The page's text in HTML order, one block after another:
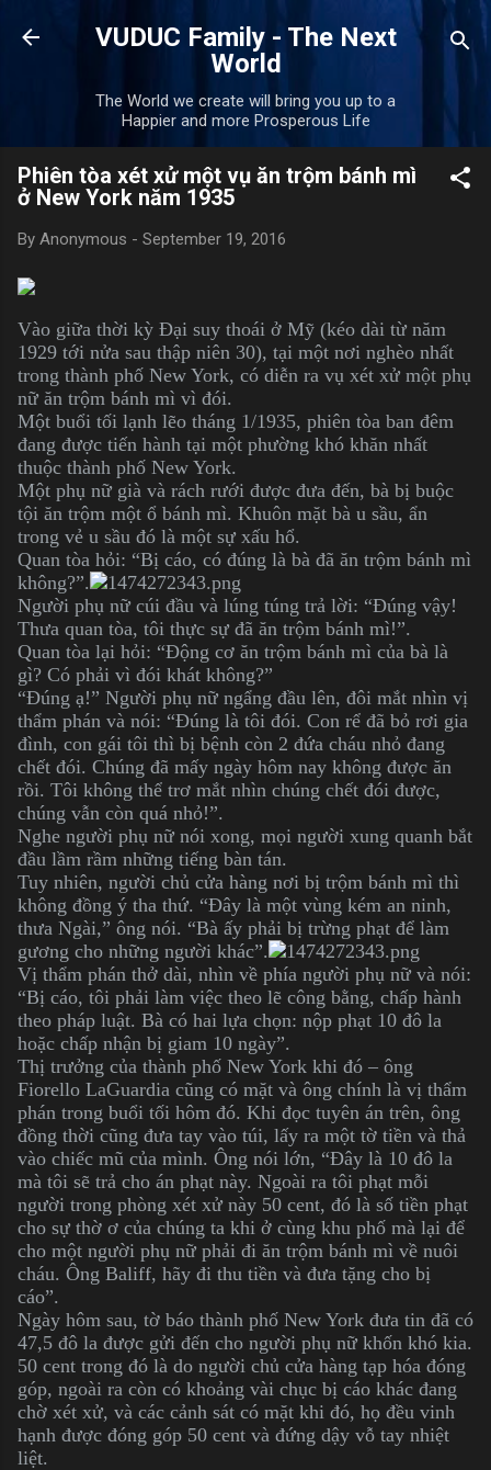
Skip to main content
VUDUC Family - The Next
World
The World we create will bring you up to a
Happier and more Prosperous Life
Phiên tòa xét xử một vụ ăn trộm bánh mì
ở New York năm 1935
By Anonymous - September 19, 2016
Vào giữa thời kỳ Đại suy thoái ở Mỹ (kéo dài từ năm
1929 tới nửa sau thập niên 30), tại một nơi nghèo nhất
trong thành phố New York, có diễn ra vụ xét xử một phụ
nữ ăn trộm bánh mì vì đói.
Một buổi tối lạnh lẽo tháng 1/1935, phiên tòa ban đêm
đang được tiến hành tại một phường khó khăn nhất
thuộc thành phố New York.
Một phụ nữ già và rách rưới được đưa đến, bà bị buộc
tội ăn trộm một ổ bánh mì. Khuôn mặt bà u sầu, ẩn
trong vẻ u sầu đó là một sự xấu hổ.
Quan tòa hỏi: “Bị cáo, có đúng là bà đã ăn trộm bánh mì
không?”.
Người phụ nữ cúi đầu và lúng túng trả lời: “Đúng vậy!
Thưa quan tòa, tôi thực sự đã ăn trộm bánh mì!”.
Quan tòa lại hỏi: “Động cơ ăn trộm bánh mì của bà là
gì? Có phải vì đói khát không?”
“Đúng ạ!” Người phụ nữ ngẩng đầu lên, đôi mắt nhìn vị
thẩm phán và nói: “Đúng là tôi đói. Con rể đã bỏ rơi gia
đình, con gái tôi thì bị bệnh còn 2 đứa cháu nhỏ đang
chết đói. Chúng đã mấy ngày hôm nay không được ăn
rồi. Tôi không thể trơ mắt nhìn chúng chết đói được,
chúng vẫn còn quá nhỏ!”.
Nghe người phụ nữ nói xong, mọi người xung quanh bắt
đầu lầm rầm những tiếng bàn tán.
Tuy nhiên, người chủ cửa hàng nơi bị trộm bánh mì thì
không đồng ý tha thứ. “Đây là một vùng kém an ninh,
thưa Ngài,” ông nói. “Bà ấy phải bị trừng phạt để làm
gương cho những người khác”.
Vị thẩm phán thở dài, nhìn về phía người phụ nữ và nói:
“Bị cáo, tôi phải làm việc theo lẽ công bằng, chấp hành
theo pháp luật. Bà có hai lựa chọn: nộp phạt 10 đô la
hoặc chấp nhận bị giam 10 ngày”.
Thị trưởng của thành phố New York khi đó – ông
Fiorello LaGuardia cũng có mặt và ông chính là vị thẩm
phán trong buổi tối hôm đó. Khi đọc tuyên án trên, ông
đồng thời cũng đưa tay vào túi, lấy ra một tờ tiền và thả
vào chiếc mũ của mình. Ông nói lớn, “Đây là 10 đô la
mà tôi sẽ trả cho án phạt này. Ngoài ra tôi phạt mỗi
người trong phòng xét xử này 50 cent, đó là số tiền phạt
cho sự thờ ơ của chúng ta khi ở cùng khu phố mà lại để
cho một người phụ nữ phải đi ăn trộm bánh mì về nuôi
cháu. Ông Baliff, hãy đi thu tiền và đưa tặng cho bị
cáo”.
Ngày hôm sau, tờ báo thành phố New York đưa tin đã có
47,5 đô la được gửi đến cho người phụ nữ khốn khó kia.
50 cent trong đó là do người chủ cửa hàng tạp hóa đóng
góp, ngoài ra còn có khoảng vài chục bị cáo khác đang
chờ xét xử, và các cảnh sát có mặt khi đó, họ đều vinh
hạnh được đóng góp 50 cent và đứng dậy vỗ tay nhiệt
liệt.